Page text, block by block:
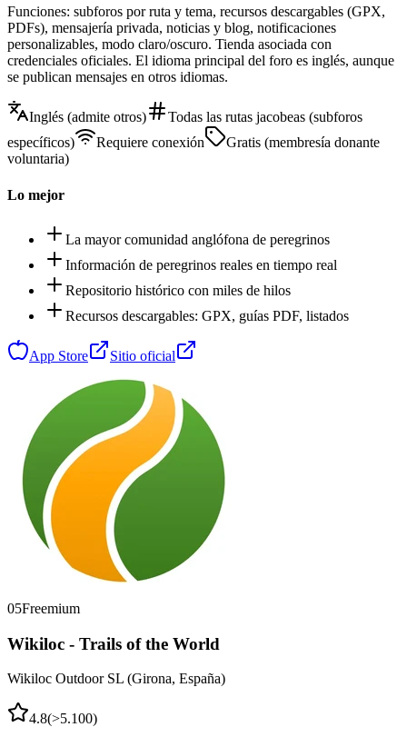
Funciones: subforos por ruta y tema, recursos descargables (GPX,
PDFs), mensajería privada, noticias y blog, notificaciones
personalizables, modo claro/oscuro. Tienda asociada con
credenciales oficiales. El idioma principal del foro es inglés, aunque
se publican mensajes en otros idiomas.
Inglés (admite otros)
Todas las rutas jacobeas (subforos
específicos)
Requiere conexión
Gratis (membresía donante
voluntaria)
Lo mejor
La mayor comunidad anglófona de peregrinos
Información de peregrinos reales en tiempo real
Repositorio histórico con miles de hilos
Recursos descargables: GPX, guías PDF, listados
App Store Sitio oficial
05Freemium
Wikiloc - Trails of the World
Wikiloc Outdoor SL (Girona, España)
4.8(>5.100)